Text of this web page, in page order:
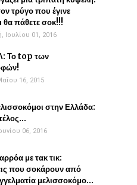
τρύγο που έγινε
θα πάθετε σοκ!!!
Ιουλίου 01, 2016
Το top των
16, 2015
στην Ελλάδα:
06, 2016
με τακ τικ:
που σοκάρουν από
μελισσοκόμο...